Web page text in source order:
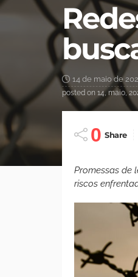
14 de maio de
posted on 14, maio,
0 Share
Promessas de
riscos